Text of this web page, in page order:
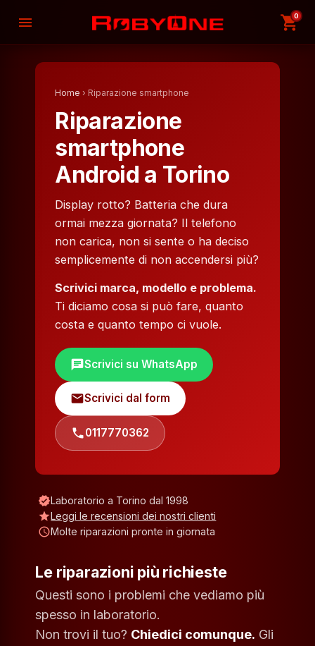
menu shopping_cart
0
Home › Riparazione smartphone
Riparazione
smartphone
Android a Torino
Display rotto? Batteria che dura
ormai mezza giornata? Il telefono
non carica, non si sente o ha deciso
semplicemente di non accendersi più?
Scrivici marca, modello e problema.
Ti diciamo cosa si può fare, quanto
costa e quanto tempo ci vuole.
chatScrivici su WhatsApp
mailScrivici dal form
phone0117770362
verifiedLaboratorio a Torino dal 1998
starLeggi le recensioni dei nostri clienti
scheduleMolte riparazioni pronte in giornata
Le riparazioni più richieste
Questi sono i problemi che vediamo più
spesso in laboratorio.
Non trovi il tuo? Chiedici comunque. Gli